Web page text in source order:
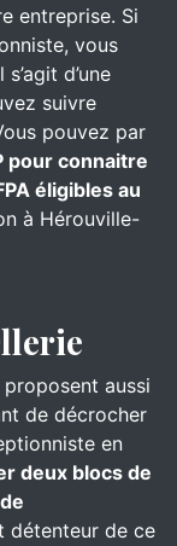
entreprise. Si
vous
d’une
suivre
pouvez par
pour connaitre
éligibles au
à Hérouville-
aussi
de décrocher
en
deux blocs de
détenteur de ce